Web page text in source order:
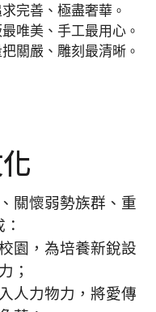
完善、極盡奢華 。
唯美、手工最用心 。
關嚴、雕刻最清晰 。
關懷弱勢族群、重
園，為培養新銳設
；
人力物力，將愛傳